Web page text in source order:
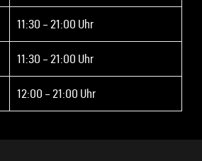
11:30 – 21:00 Uhr
11:30 – 21:00 Uhr
12:00 – 21:00 Uhr